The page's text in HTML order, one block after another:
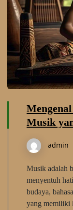
Musik
admin
Musik adalah
menyentuh
budaya,
yang memiliki